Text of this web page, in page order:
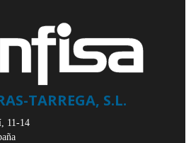
TARREGA, S.L.
11-14